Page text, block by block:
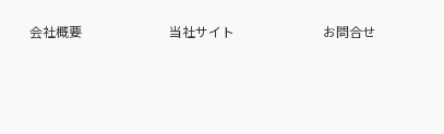
会社概要 当社サイト お問合せ